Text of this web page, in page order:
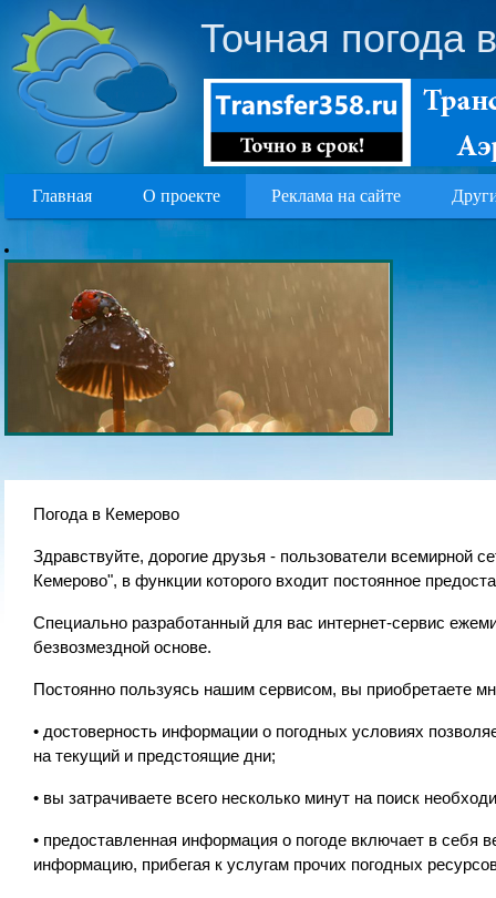
Точная погода
Главная О проекте Реклама на сайте
Погода в Кемерово
Здравствуйте, дорогие друзья - пользователи всемирной
Кемерово", в функции которого входит постоянное
Специально разработанный для вас интернет-сервис
безвозмездной основе.
Постоянно пользуясь нашим сервисом, вы приобретаете
• достоверность информации о погодных условиях
на текущий и предстоящие дни;
• вы затрачиваете всего несколько минут на поиск
• предоставленная информация о погоде включает в себя
информацию, прибегая к услугам прочих погодных